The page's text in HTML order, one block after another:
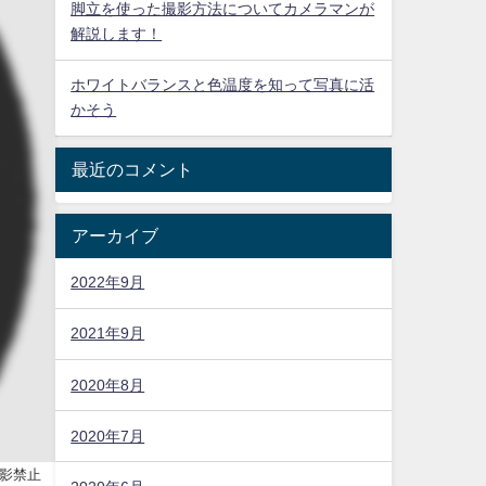
禁止
脚立を使った撮影方法についてカメラマンが
解説します！
ホワイトバランスと色温度を知って写真に活
かそう
最近のコメント
アーカイブ
2022年9月
2021年9月
2020年8月
2020年7月